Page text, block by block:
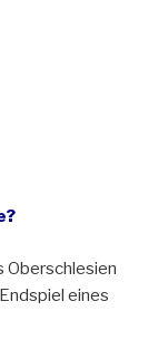
Oberschlesien
eines